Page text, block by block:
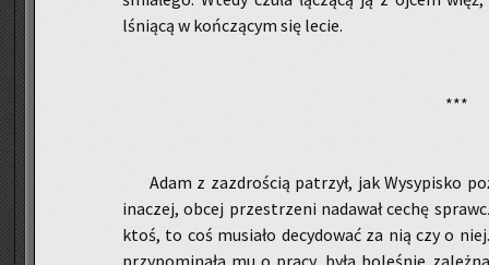
lśnią­cą w koń­czą­cym się lecie.
***
Adam z za­zdro­ścią pa­trzył, jak Wy­sy­pi­sko
ina­czej, obcej prze­strze­ni nada­wał cechę
ktoś, to coś mu­sia­ło de­cy­do­wać za nią czy o
przy­po­mi­na­ła mu o pracy, była bo­le­śnie